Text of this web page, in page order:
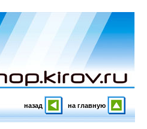
назад на главную